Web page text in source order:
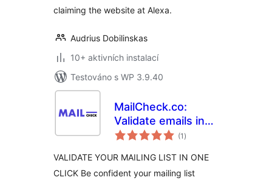
claiming the website at Alexa.
Audrius Dobilinskas
10+ aktivních instalací
Testováno s WP 3.9.40
MailCheck.co:
Validate emails in
one click
(1 celkové
hodnocení
)
VALIDATE YOUR MAILING LIST IN ONE
CLICK Be confident your mailing list